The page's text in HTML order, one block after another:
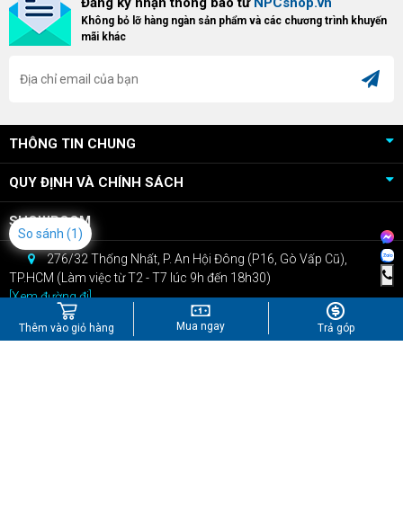
Thêm vào giỏ hàng Mua ngay Trả góp
khách hàng sở hữu VGA Radeon
RX 9070 / RX 9070 XT.
dòng ghế Gaming cao cấp nhất,
bạn sẽ nhận ngay quà tặng trị giá
Không bỏ lỡ hàng ngàn sản phẩm và các chương trình khuyến
mãi khác
THÔNG TIN CHUNG
QUY ĐỊNH VÀ CHÍNH SÁCH
SHOWROOM
276/32 Thống Nhất, P. An Hội Đông (P16, Gò Vấp Cũ),
TP.HCM (Làm việc từ T2 - T7 lúc 9h đến 18h30)
[Xem đường đi]
CSKH: 0909.22.66.07
Bán hàng: 0967.434.407
So sánh (1)